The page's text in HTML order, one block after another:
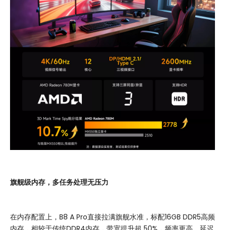
旗舰级内存，多任务处理无压力
在内存配置上，B8 A Pro直接拉满旗舰水准，标配16GB DDR5高频